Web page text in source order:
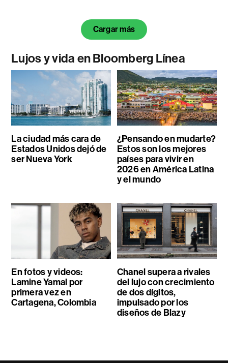
Cargar más
Lujos y vida en Bloomberg Línea
La ciudad más cara de
Estados Unidos dejó de
ser Nueva York
¿Pensando en mudarte?
Estos son los mejores
países para vivir en
2026 en América Latina
y el mundo
En fotos y videos:
Lamine Yamal por
primera vez en
Cartagena, Colombia
Chanel supera a rivales
del lujo con crecimiento
de dos dígitos,
impulsado por los
diseños de Blazy